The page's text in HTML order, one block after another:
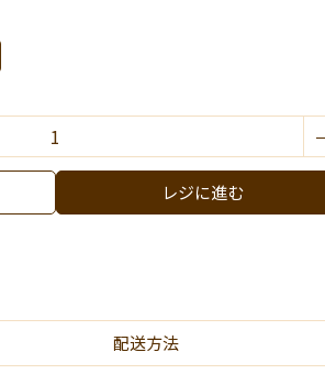
レジに進む
配送方法